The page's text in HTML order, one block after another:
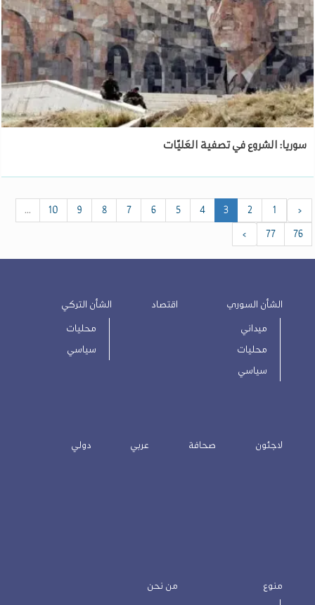
سوريا: الشروع في تصفية العَليّات
‹
1
2
3
4
5
6
7
8
9
10
...
76
77
›
الشأن السوري
ميداني
محليات
سياسي
اقتصاد الشأن التركي
محليات
سياسي
لاجئون صحافة عربي دولي
منوع من نحن